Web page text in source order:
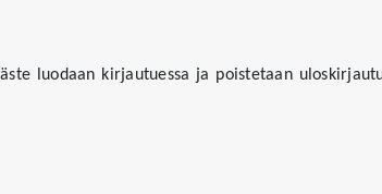
luodaan kirjautuessa ja poistetaan